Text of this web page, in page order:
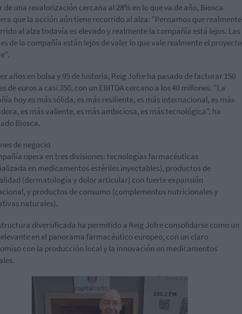
de una revalorización cercana al 28% en lo que va de año, Biosca
que la acción aún tiene recorrido al alza: "Pensamos que realmente
al alza todavía es elevado y realmente la compañía está lejos. Las
de la compañía están lejos de valer lo que vale realmente el proyecto
años en bolsa y 95 de historia, Reig Jofre ha pasado de facturar 150
de euros a casi 350, con un EBITDA cercano a los 40 millones. "La
hoy es más sólida, es más resiliente, es más internacional, es más
es más valiente, es más ambiciosa, es más tecnológica", ha
Biosca.
de negocio
opera en tres divisiones: tecnologías farmacéuticas
en medicamentos estériles inyectables), productos de
(dermatología y dolor articular) con fuerte expansión
y productos de consumo (complementos nutricionales y
naturales).
diversificada ha permitido a Reig Jofre consolidarse como un
en el panorama farmacéutico europeo, con un claro
con la producción local y la innovación en medicamentos